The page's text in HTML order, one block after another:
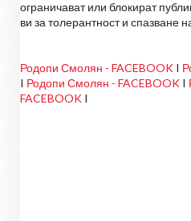
ограничават или блокират
ви за толерантност и спазване
Родопи Смолян - FACEBOOK I
I Родопи Смолян - FACEBOOK I
FACEBOOK I